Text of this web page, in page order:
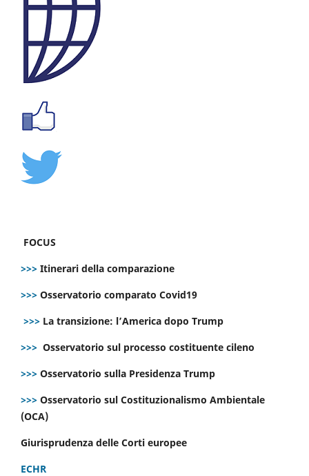
FOCUS
>>> Itinerari della comparazione
>>> Osservatorio comparato Covid19
>>> La transizione: l’America dopo Trump
>>> Osservatorio sul processo costituente cileno
>>> Osservatorio sulla Presidenza Trump
>>> Osservatorio sul Costituzionalismo Ambientale
(OCA)
Giurisprudenza delle Corti europee
ECHR